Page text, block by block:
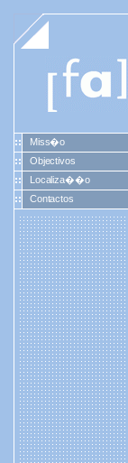
Miss�o
Objectivos
Localiza��o
Contactos